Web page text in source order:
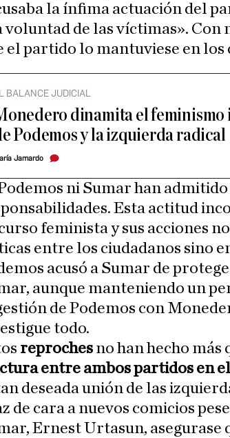
la ínfima actuación del
voluntad de las víctimas». Con
el partido lo mantuviese en los
BALANCE JUDICIAL
dinamita el feminismo
Podemos y la izquierda radical
Jamardo
ni Sumar han
Esta actitud
feminista y sus acciones
entre los ciudadanos sino
acusó a Sumar de
aunque manteniendo un
de Podemos con
todo.
reproches no han hecho
entre ambos partidos en
deseada unión de las
de cara a nuevos comicios
Ernest Urtasun, asegurase